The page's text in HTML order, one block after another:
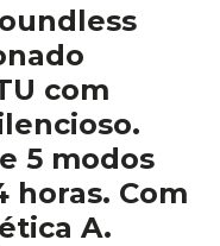
com
5 modos
horas. Com
A.